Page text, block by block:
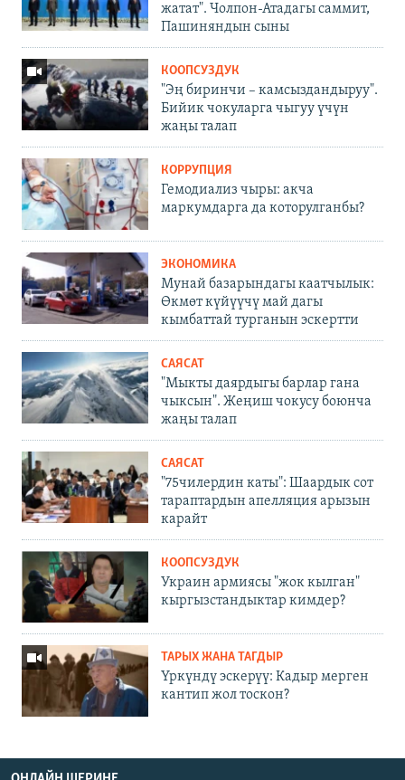
жатат". Чолпон-Атадагы саммит,
Пашиняндын сыны
КООПСУЗДУК
"Эң биринчи – камсыздандыруу".
Бийик чокуларга чыгуу үчүн
жаңы талап
КОРРУПЦИЯ
Гемодиализ чыры: акча
маркумдарга да которулганбы?
ЭКОНОМИКА
Мунай базарындагы каатчылык:
Өкмөт күйүүчү май дагы
кымбаттай турганын эскертти
САЯСАТ
"Мыкты даярдыгы барлар гана
чыксын". Жеңиш чокусу боюнча
жаңы талап
САЯСАТ
"75чилердин каты": Шаардык сот
тараптардын апелляция арызын
карайт
КООПСУЗДУК
Украин армиясы "жок кылган"
кыргызстандыктар кимдер?
ТАРЫХ ЖАНА ТАГДЫР
Үркүндү эскерүү: Кадыр мерген
кантип жол тоскон?